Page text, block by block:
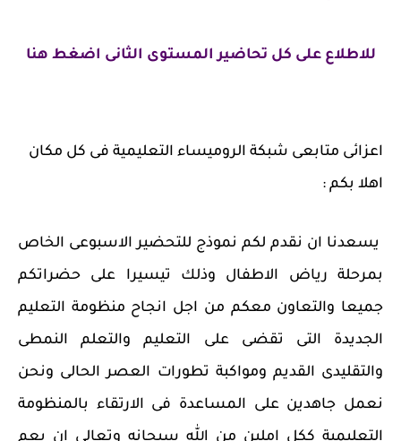
للاطلاع على كل تحاضير المستوى الثانى اضغط هنا
اعزائى متابعى شبكة الروميساء التعليمية فى كل مكان
اهلا بكم :
يسعدنا ان نقدم لكم نموذج للتحضير الاسبوعى الخاص
بمرحلة رياض الاطفال وذلك تيسيرا على حضراتكم
جميعا والتعاون معكم من اجل انجاح منظومة التعليم
الجديدة التى تقضى على التعليم والتعلم النمطى
والتقليدى القديم ومواكبة تطورات العصر الحالى ونحن
نعمل جاهدين على المساعدة فى الارتقاء بالمنظومة
التعليمية ككل املين من الله سبحانه وتعالى ان يعم